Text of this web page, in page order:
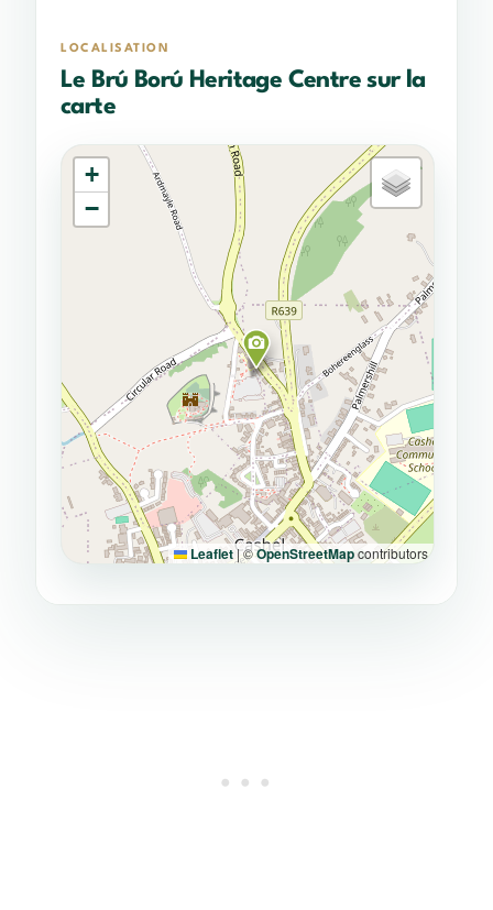
LOCALISATION
Le Brú Ború Heritage Centre sur la
carte
+
−
Leaflet|©OpenStreetMapcontributors